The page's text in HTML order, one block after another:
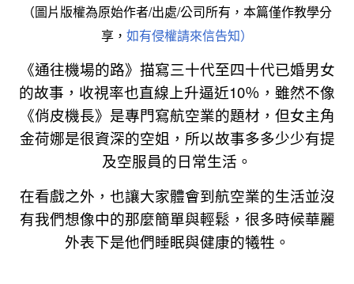
（圖片版權為原始作者/出處/公司所有，本篇僅作教學分
享， 如有侵權請來信告知）
《通往機場的路》描寫三十代至四十代已婚男女
的故事，收視率也直線上升逼近10％，雖然不像
《俏皮機長》是專門寫航空業的題材，但女主角
金荷娜是很資深的空姐，所以故事多多少少有提
及空服員的日常生活。
在看戲之外，也讓大家體會到航空業的生活並沒
有我們想像中的那麼簡單與輕鬆，很多時候華麗
外表下是他們睡眠與健康的犧牲。